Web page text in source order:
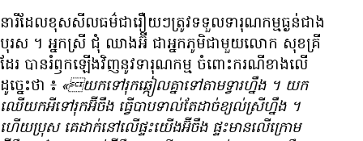
នារី​ដែល​ខុស​សីលធម៌​ជារឿយៗ​ត្រូវ​ទទួល​ទារុណកម្ម​ធ្ងន់​ជាង​
បុរស ។ អ្នកស្រី ជុំ ឈាងអ៊ី ជា​អ្នកភូមិ​ជាមួយ​លោក សុខគ្រី
ដែរ បាន​រំឭក​ឡើងវិញ​នូវ​ទារុណកម្ម ចំពោះ​ករណី​ខាងលើ​
ដូច្នេះ​ថា ៖ «យក​ទៅ​រុក​ឆ្កៀល​គ្នា​ទៅ​តាម​ទ្វារ​ហ្នឹង ។ យក​
ឈើ​យក​អី​ទៅ​រុក​អ៊ីចឹង ធ្វើបាប​ទាល់តែ​ដាច់​ខ្យល់​ស្រី​ហ្នឹង ។
ហើយ​ប្រុស គេ​ដាក់​នៅលើ​ផ្ទះ​យើង​អ៊ីចឹង ផ្ទះ​មាន​លើ​ក្រោម